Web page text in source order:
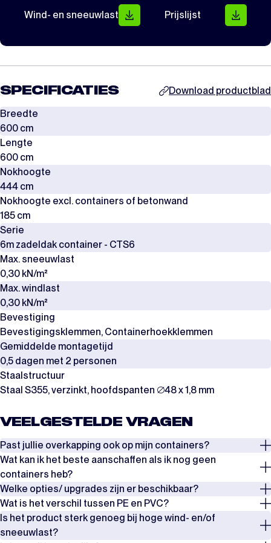
Wind- en sneeuwlast Prijslijst
SPECIFICATIES
Download productblad
Breedte
600 cm
Lengte
600 cm
Nokhoogte
444 cm
Nokhoogte excl. containers of betonwand
185 cm
Serie
6m zadeldak container - CTS6
Max. sneeuwlast
0,30 kN/m²
Max. windlast
0,30 kN/m²
Bevestiging
Bevestigingsklemmen, Containerhoekklemmen
Gemiddelde montagetijd
0,5 dagen met 2 personen
Staalstructuur
Staal S355, verzinkt, hoofdspanten ∅48 x 1,8 mm
VEELGESTELDE VRAGEN
Past jullie overkapping ook op mijn containers?
Ja, we hebben verschillende bevestigingsopties voor standaard
zeecontainers, high cube, office container en open-side.
We hebben alle bevestigingsopties gebundeld in één overzichtelijk
document. Wil je meer uitleg? Lees dan ook onze blog.
Wat kan ik het beste aanschaffen als ik nog geen
containers heb?
We adviseren om vooral vanuit je gewenste situatie te denken. Met
onze bevestigingsopties kun je bijna oneindig combineren. Combineer
meerdere containers naast elkaar, op elkaar, achter elkaar, combineer
1 container met een zijwand of zet de containers met de deuren naar
Welke opties/ upgrades zijn er beschikbaar?
Onze overkappingen zijn verkrijgbaar in 2 standaard kleuren in PE en 3
kleuren in PVC. Twijfel je tussen deze materialen? Bekijk dan
video over de verschillen tussen PE en PVC.
Wat is het verschil tussen PE en PVC?
Het PVC-zeil is sterker dan PE (polyethyleen/HDPE) en is daardoor
beter bestand tegen weersinvloeden. PVC heeft bovendien een
Is het product sterk genoeg bij hoge wind- en/of
sneeuwlast?